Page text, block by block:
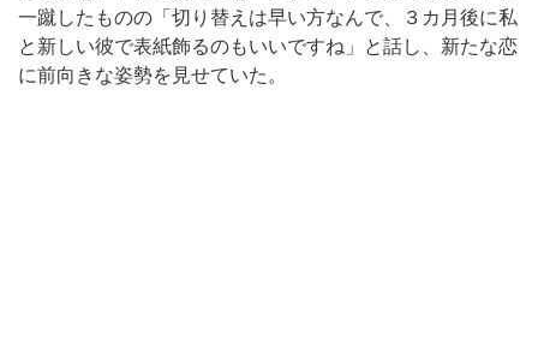
一蹴したものの「切り替えは早い方なんで、３カ月後に私
と新しい彼で表紙飾るのもいいですね」と話し、新たな恋
に前向きな姿勢を見せていた。